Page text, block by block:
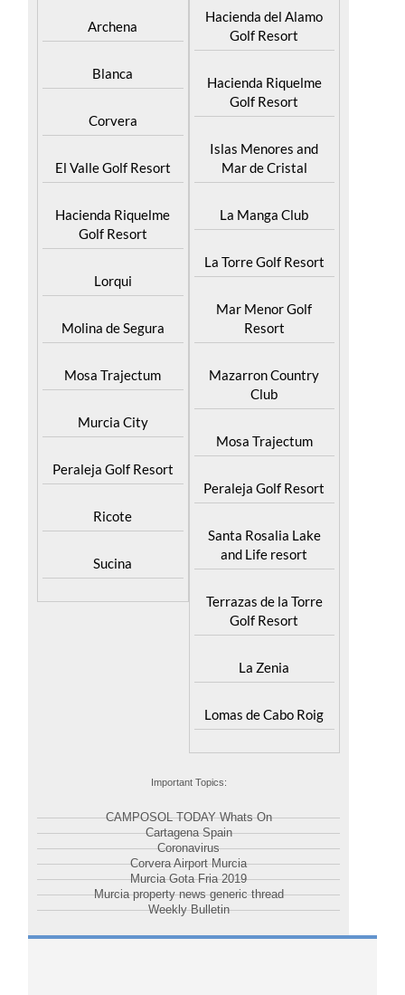
Archena
Blanca
Corvera
El Valle Golf Resort
Hacienda Riquelme
Golf Resort
Lorqui
Molina de Segura
Mosa Trajectum
Murcia City
Peraleja Golf Resort
Ricote
Sucina
Hacienda del Alamo
Golf Resort
Hacienda Riquelme
Golf Resort
Islas Menores and
Mar de Cristal
La Manga Club
La Torre Golf Resort
Mar Menor Golf
Resort
Mazarron Country
Club
Mosa Trajectum
Peraleja Golf Resort
Santa Rosalia Lake
and Life resort
Terrazas de la Torre
Golf Resort
La Zenia
Lomas de Cabo Roig
Important Topics:
CAMPOSOL TODAY Whats On
Cartagena Spain
Coronavirus
Corvera Airport Murcia
Murcia Gota Fria 2019
Murcia property news generic thread
Weekly Bulletin